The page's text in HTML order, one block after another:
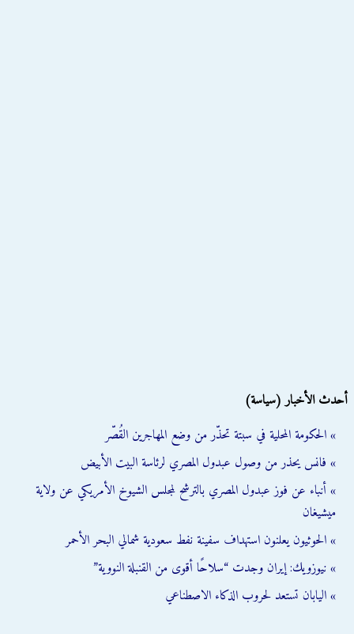
أحدث الأخبار (سياسة)
» الحكومة المحلية في سبتة تحذّر من وضع المهاجرين القُصّر
» فانس يحذر من وصول عبدول المصري لرئاسة البيت الأبيض
» أنباء عن فوز عبدول المصري بالترشح لمجلس الشيوخ الأمريكي عن ولاية
ميشيغان
» الحوثيون يعلنون استهداف سفينة نفط سعودية شمالي البحر الأحمر
» نيوزويك: إيران وجدت “سلاحًا أقوى من القنبلة النووية”
» اليابان تستعد لحروب الذكاء الاصطناعي